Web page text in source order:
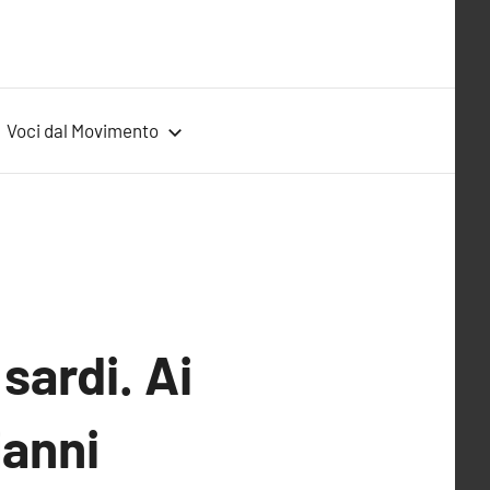
Voci dal Movimento
Ai